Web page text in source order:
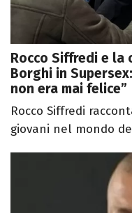
Rocco Siffredi e la
Borghi in
non era mai felice”
Rocco Siffredi
giovani nel mondo